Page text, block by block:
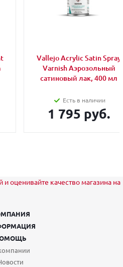
Vallejo Acrylic Satin Spray
Varnish Аэрозольный
сатиновый лак, 400 мл
Есть в наличии
1 795 руб.